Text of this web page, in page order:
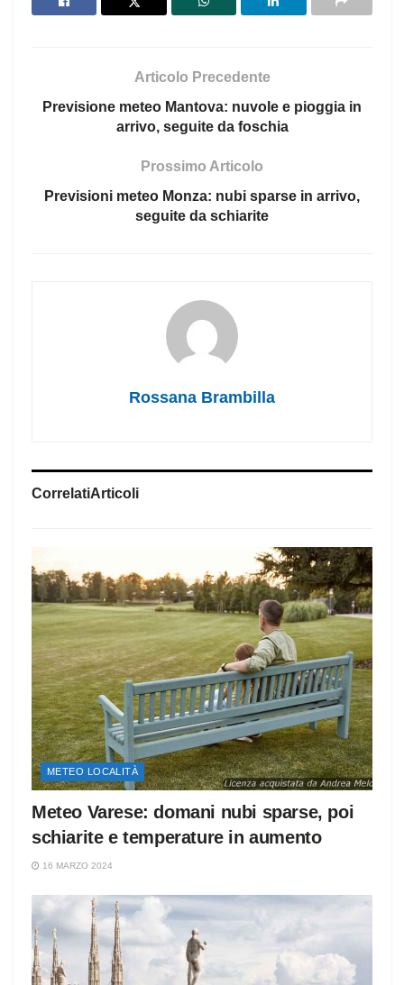
Articolo Precedente
Previsione meteo Mantova: nuvole e pioggia in
arrivo, seguite da foschia
Prossimo Articolo
Previsioni meteo Monza: nubi sparse in arrivo,
seguite da schiarite
Rossana Brambilla
CorrelatiArticoli
METEO LOCALITÀ
Meteo Varese: domani nubi sparse, poi
schiarite e temperature in aumento
16 MARZO 2024